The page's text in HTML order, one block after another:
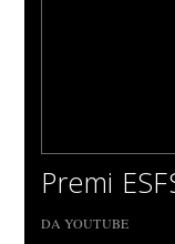
Premi
DA YOUTUBE